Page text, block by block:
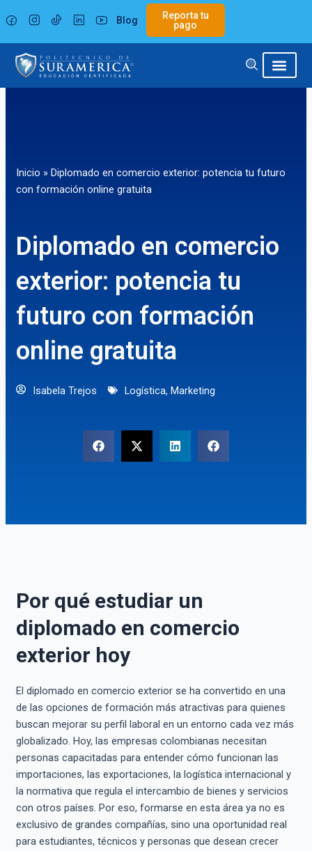
al
contenido
Blog
Reporta tu
pago
Inicio » Diplomado en comercio exterior: potencia tu futuro
con formación online gratuita
Diplomado en comercio
exterior: potencia tu
futuro con formación
online gratuita
Isabela Trejos Logística, Marketing
Por qué estudiar un
diplomado en comercio
exterior hoy
El diplomado en comercio exterior se ha convertido en una
de las opciones de formación más atractivas para quienes
buscan mejorar su perfil laboral en un entorno cada vez más
globalizado. Hoy, las empresas colombianas necesitan
personas capacitadas para entender cómo funcionan las
importaciones, las exportaciones, la logística internacional y
la normativa que regula el intercambio de bienes y servicios
con otros países. Por eso, formarse en esta área ya no es
exclusivo de grandes compañías, sino una oportunidad real
para estudiantes, técnicos y personas que desean crecer